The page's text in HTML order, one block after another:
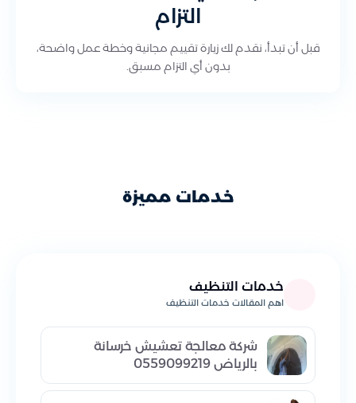
التزام
قبل أن تبدأ، نقدم لك زيارة تقييم مجانية وخطة عمل واضحة،
بدون أي التزام مسبق.
خدمات مميزة
خدمات التنظيف
اهم المقالات خدمات التنظيف
شركة معالجة تعشيش خرسانة
بالرياض 0559099219